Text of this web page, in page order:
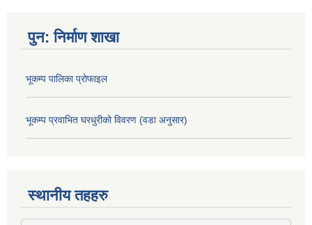
पुन: निर्माण शाखा
भूकम्प पालिका प्रोफाइल
भूकम्प प्रवाभित घरधुरीको विवरण (वडा अनुसार)
स्थानीय तहहरु